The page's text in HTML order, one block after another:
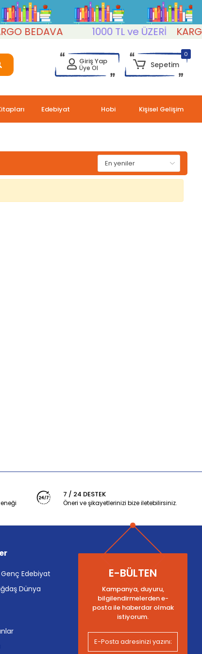
BEDAVA 1000 TL ve ÜZERİ
Giriş Yap
Üye Ol
0
Sepetim
Edebiyat Hobi Kişisel Gelişim
7 / 24 DESTEK
Öneri ve şikayetlerinizi bize iletebilirsiniz.
Edebiyat
Dünya
E-BÜLTEN
Kampanya, duyuru,
bilgilendirmelerden e-
posta ile haberdar olmak
istiyorum.